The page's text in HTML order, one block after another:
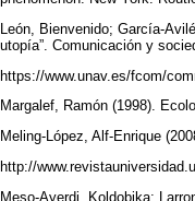
León, Bienvenido; García-
utopía”. Comunicación y
https://www.unav.es/fcom/
Margalef, Ramón (1998).
Meling-López, Alf-Enrique
http://
Meso-Ayerdi, Koldobika;